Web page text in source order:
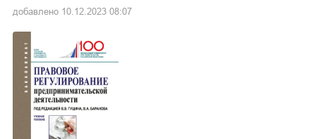
добавлено 10.12.2023 08:07